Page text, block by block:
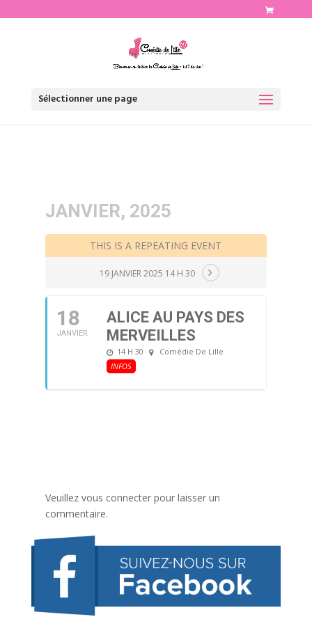
Sélectionner une page
JANVIER, 2025
THIS IS A REPEATING EVENT
19 JANVIER 2025 14 H 30
18
JANVIER
ALICE AU PAYS DES
MERVEILLES
14 H 30
Comédie De Lille
INFOS
Veuillez vous connecter pour laisser un
commentaire.